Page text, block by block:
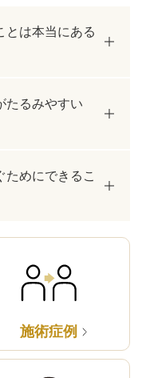
とは本当にある
たるみやすい
ためにできるこ
施術症例